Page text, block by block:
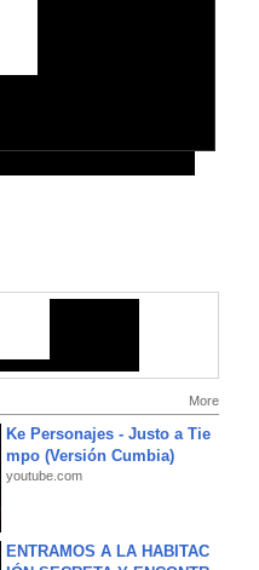
More
Ke Personajes - Justo a Tie
mpo (Versión Cumbia)
youtube.com
ENTRAMOS A LA HABITAC